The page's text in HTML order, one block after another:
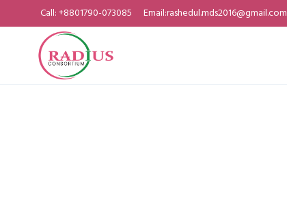
Call: +8801790-073085 Email:rashedul.mds2016@gmail.com